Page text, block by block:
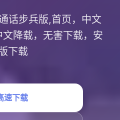
话步兵版,首页，中文
降载，无害下载，安
下载
速下载